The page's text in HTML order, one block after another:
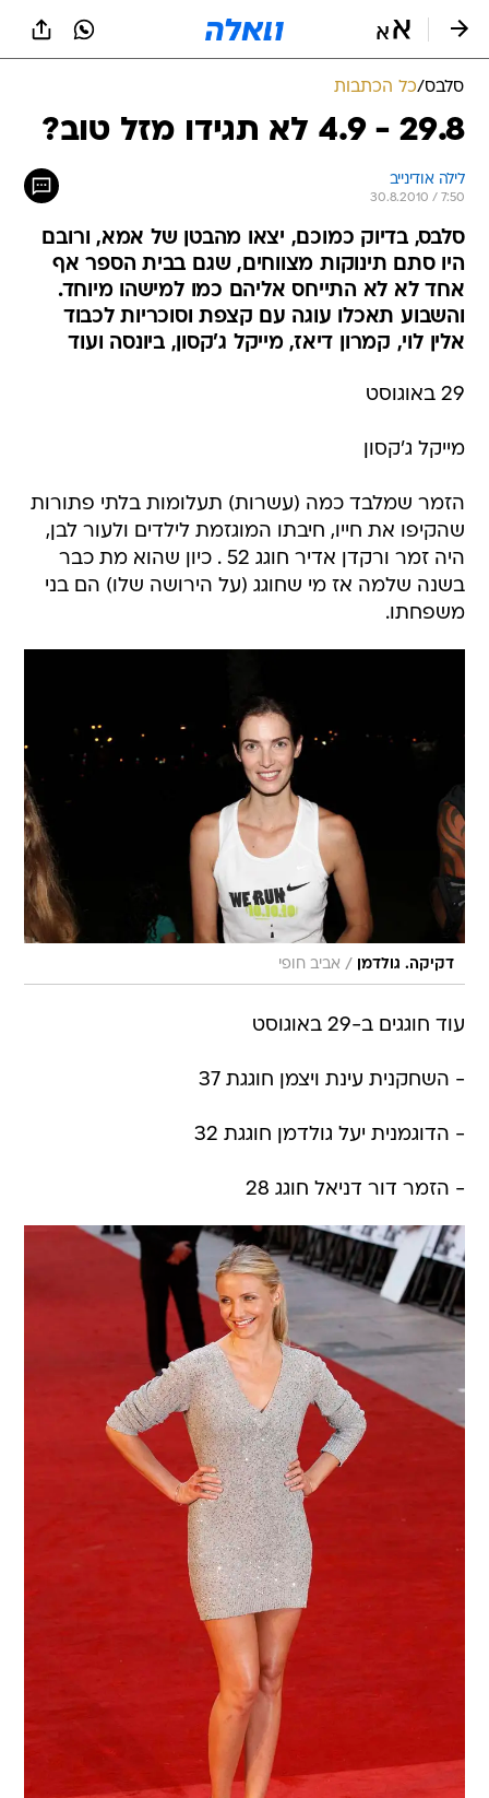
סלבס/כל הכתבות
29.8 - 4.9 לא תגידו מזל טוב?
לילה אודינייב
30.8.2010 / 7:50
סלבס, בדיוק כמוכם, יצאו מהבטן של אמא, ורובם
היו סתם תינוקות מצווחים, שגם בבית הספר אף
אחד לא לא התייחס אליהם כמו למישהו מיוחד.
והשבוע תאכלו עוגה עם קצפת וסוכריות לכבוד
אלין לוי, קמרון דיאז, מייקל ג'קסון, ביונסה ועוד
29 באוגוסט
מייקל ג'קסון
הזמר שמלבד כמה (עשרות) תעלומות בלתי פתורות
שהקיפו את חייו, חיבתו המוגזמת לילדים ולעור לבן,
היה זמר ורקדן אדיר חוגג 52 . כיון שהוא מת כבר
בשנה שלמה אז מי שחוגג (על הירושה שלו) הם בני
משפחתו.
דקיקה. גולדמן / אביב חופי
עוד חוגגים ב-29 באוגוסט
- השחקנית עינת ויצמן חוגגת 37
- הדוגמנית יעל גולדמן חוגגת 32
- הזמר דור דניאל חוגג 28